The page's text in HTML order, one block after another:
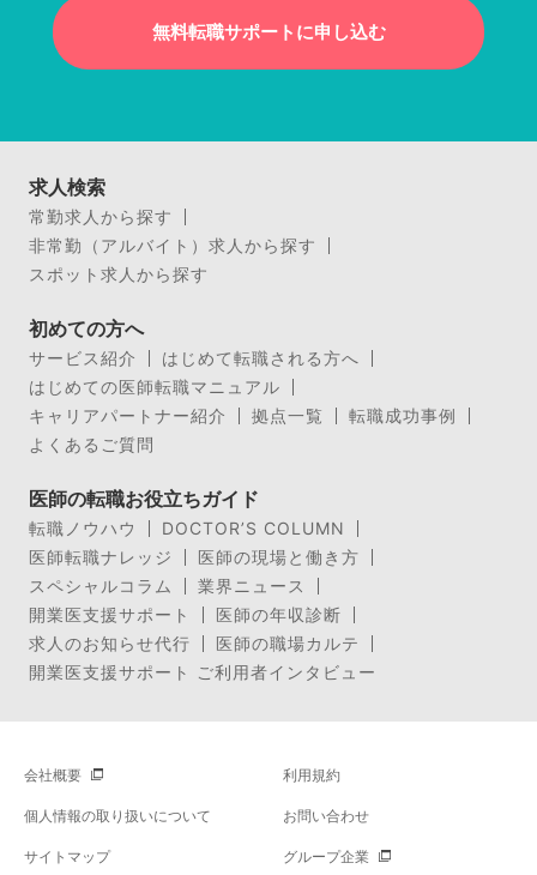
無料転職サポートに申し込む
求人検索
常勤求人から探す
非常勤（アルバイト）求人から探す
スポット求人から探す
初めての方へ
サービス紹介
はじめて転職される方へ
はじめての医師転職マニュアル
キャリアパートナー紹介
拠点一覧
転職成功事例
よくあるご質問
医師の転職お役立ちガイド
転職ノウハウ
DOCTOR’S COLUMN
医師転職ナレッジ
医師の現場と働き方
スペシャルコラム
業界ニュース
開業医支援サポート
医師の年収診断
求人のお知らせ代行
医師の職場カルテ
開業医支援サポート ご利用者インタビュー
会社概要 利用規約
個人情報の取り扱いについて お問い合わせ
サイトマップ グループ企業